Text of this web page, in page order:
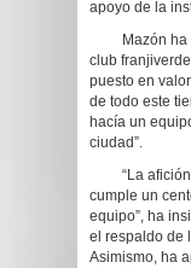
apoyo de la
Mazón ha
club
puesto en
de todo este
hacía un
ciudad”.
“La afición
cumple un
equipo”, ha
el respaldo de
Asimismo, ha